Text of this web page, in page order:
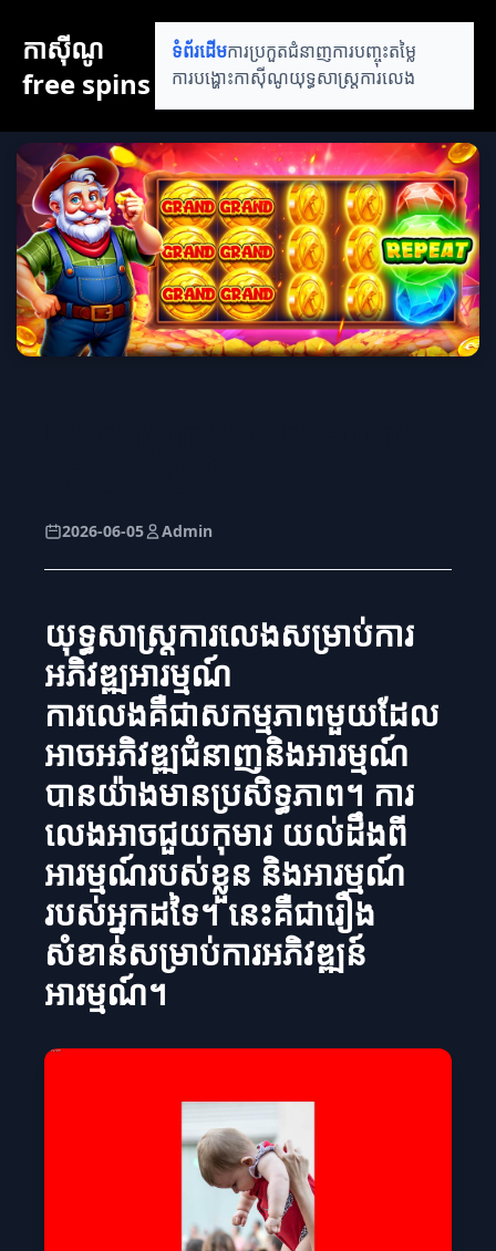
កាស៊ីណូ
free spins
ទំព័រដើមការប្រកួតជំនាញការបញ្ចុះតម្លៃ
ការបង្ហោះកាស៊ីណូយុទ្ធសាស្ត្រការលេង
2026-06-05 Admin
យុទ្ធសាស្ត្រការលេងសម្រាប់ការ
អភិវឌ្ឍអារម្មណ៍
ការលេងគឺជាសកម្មភាពមួយដែល
អាចអភិវឌ្ឍជំនាញនិងអារម្មណ៍
បានយ៉ាងមានប្រសិទ្ធភាព។ ការ
លេងអាចជួយកុមារ យល់ដឹងពី
អារម្មណ៍របស់ខ្លួន និងអារម្មណ៍
របស់អ្នកដទៃ។ នេះគឺជារឿង
សំខាន់សម្រាប់ការអភិវឌ្ឍន៍
អារម្មណ៍។